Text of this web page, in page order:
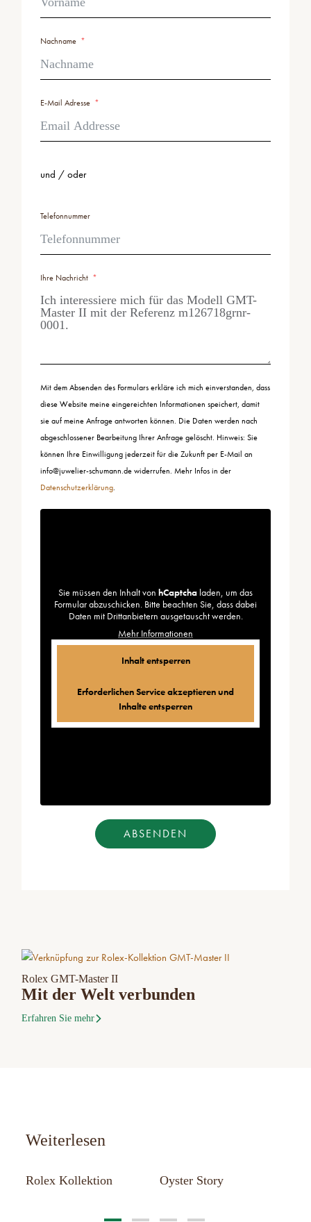
Nachname
E-Mail Adresse
und / oder
Telefonnummer
Ihre Nachricht
Mit dem Absenden des Formulars erkläre ich mich einverstanden, dass
diese Website meine eingereichten Informationen speichert, damit
sie auf meine Anfrage antworten können. Die Daten werden nach
abgeschlossener Bearbeitung Ihrer Anfrage gelöscht. Hinweis: Sie
können Ihre Einwilligung jederzeit für die Zukunft per E-Mail an
info@juwelier-schumann.de widerrufen. Mehr Infos in der
Datenschutzerklärung.
Sie müssen den Inhalt von hCaptcha laden, um das
Formular abzuschicken. Bitte beachten Sie, dass dabei
Daten mit Drittanbietern ausgetauscht werden.
Mehr Informationen
Inhalt entsperren
Erforderlichen Service akzeptieren und
Inhalte entsperren
ABSENDEN
Rolex GMT-Master II
Mit der Welt verbunden
Erfahren Sie mehr
Weiterlesen
Rolex Kollektion Oyster Story